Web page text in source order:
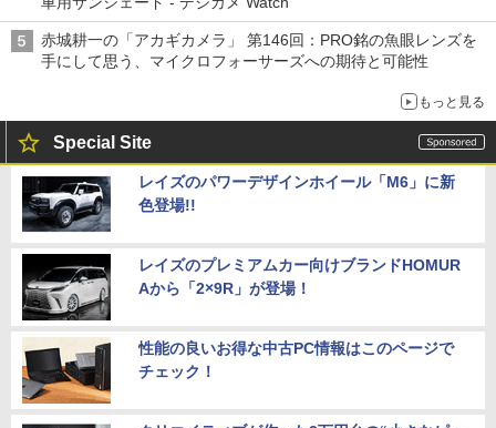
赤城耕一の「アカギカメラ」 第146回：PRO銘の魚眼レンズを
手にして思う、マイクロフォーサーズへの期待と可能性
もっと見る
Special Site
レイズのパワーデザインホイール「M6」に新
色登場!!
レイズのプレミアムカー向けブランドHOMUR
Aから「2×9R」が登場！
性能の良いお得な中古PC情報はこのページで
チェック！